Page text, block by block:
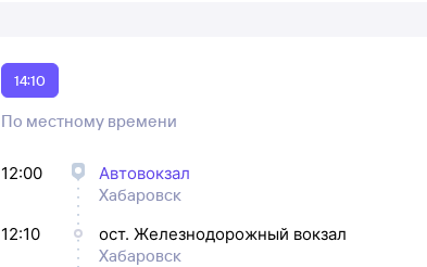
14:10
По местному времени
12:00
Автовокзал
Хабаровск
12:10
ост. Железнодорожный вокзал
Хабаровск